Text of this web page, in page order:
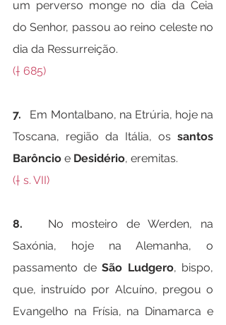
um perverso monge no dia da Ceia
do Senhor, passou ao reino celeste no
dia da Ressurreição.
(† 685)
7. Em Montalbano, na Etrúria, hoje na
Toscana, região da Itália, os santos
Barôncio e Desidério, eremitas.
(† s. VII)
8. No mosteiro de Werden, na
Saxónia, hoje na Alemanha, o
passamento de São Ludgero, bispo,
que, instruído por Alcuíno, pregou o
Evangelho na Frísia, na Dinamarca e